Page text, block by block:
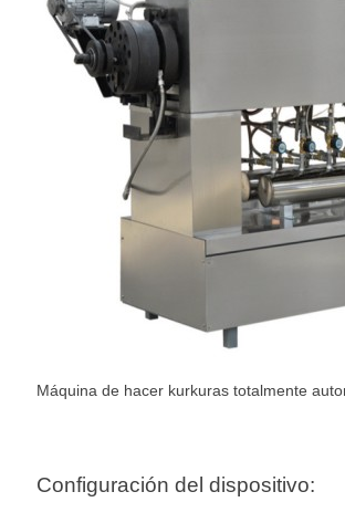
Máquina de hacer kurkuras totalmente
Configuración del dispositivo: